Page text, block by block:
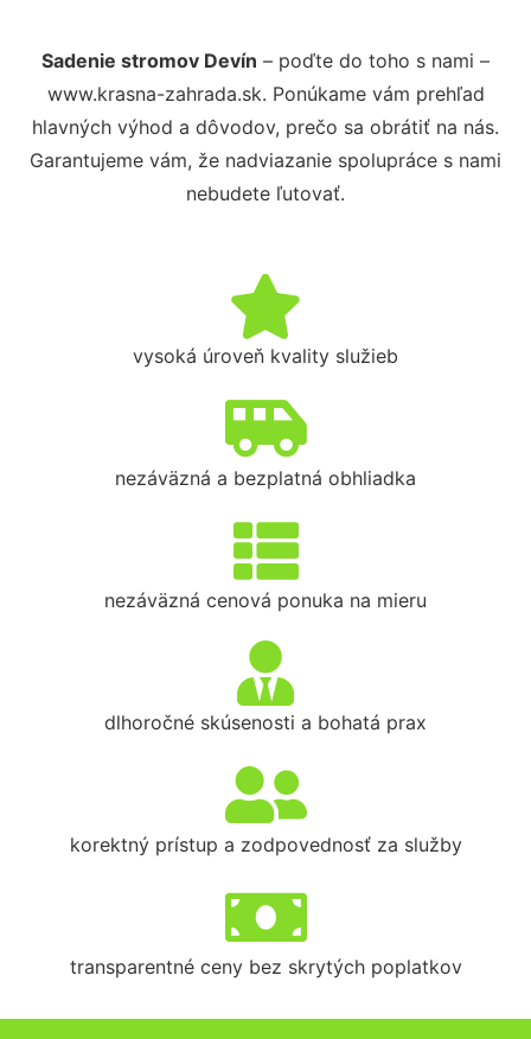
Sadenie stromov Devín – poďte do toho s nami –
www.krasna-zahrada.sk. Ponúkame vám prehľad
hlavných výhod a dôvodov, prečo sa obrátiť na nás.
Garantujeme vám, že nadviazanie spolupráce s nami
nebudete ľutovať.
vysoká úroveň kvality služieb
nezáväzná a bezplatná obhliadka
nezáväzná cenová ponuka na mieru
dlhoročné skúsenosti a bohatá prax
korektný prístup a zodpovednosť za služby
transparentné ceny bez skrytých poplatkov